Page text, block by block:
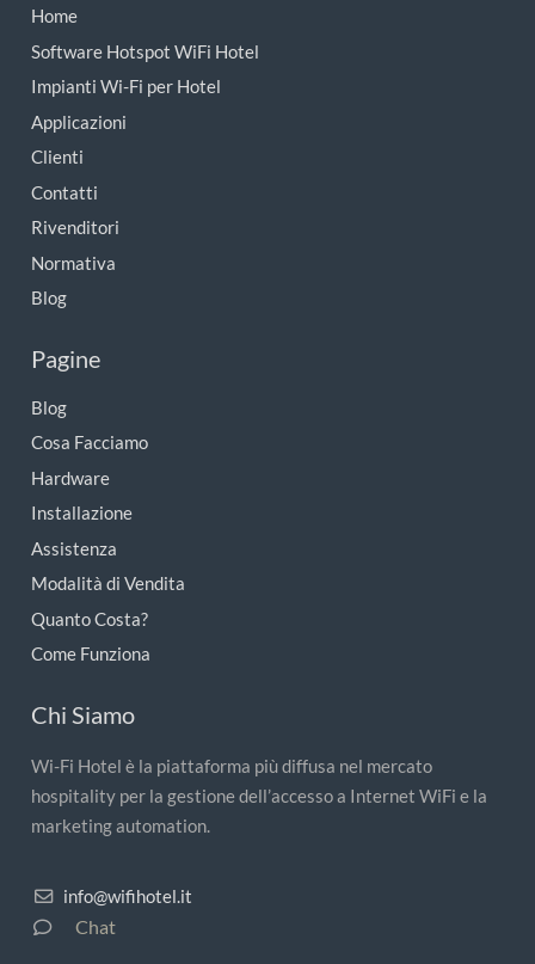
Home
Software Hotspot WiFi Hotel
Impianti Wi-Fi per Hotel
Applicazioni
Clienti
Contatti
Rivenditori
Normativa
Blog
Pagine
Blog
Cosa Facciamo
Hardware
Installazione
Assistenza
Modalità di Vendita
Quanto Costa?
Come Funziona
Chi Siamo
Wi-Fi Hotel è la piattaforma più diffusa nel mercato
hospitality per la gestione dell’accesso a Internet WiFi e la
marketing automation.
info@wifihotel.it
Chat